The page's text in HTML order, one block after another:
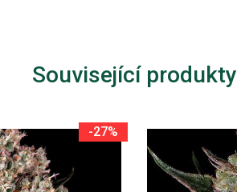
Související produkty
-27%